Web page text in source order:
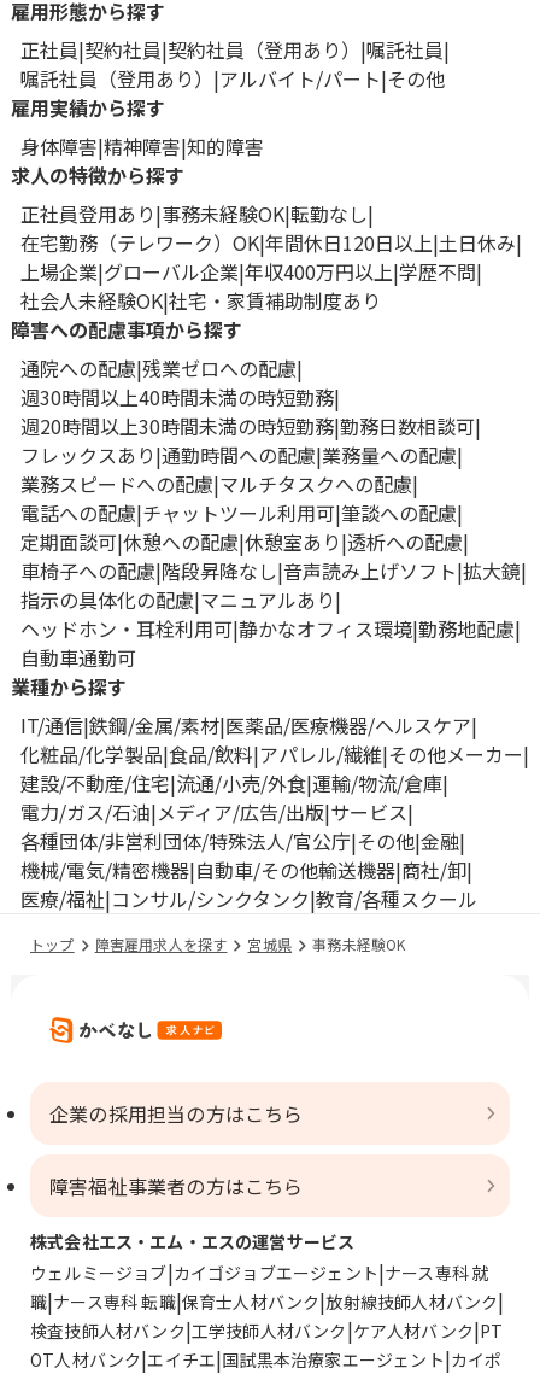
雇用形態から探す
正社員 契約社員 契約社員（登用あり）
嘱託社員
嘱託社員（登用あり）
アルバイト/パート その他
雇用実績から探す
身体障害 精神障害 知的障害
求人の特徴から探す
正社員登用あり 事務未経験OK 転勤なし
在宅勤務（テレワーク）OK 年間休日120日以上 土日休み
上場企業 グローバル企業 年収400万円以上 学歴不問
社会人未経験OK 社宅・家賃補助制度あり
障害への配慮事項から探す
通院への配慮 残業ゼロへの配慮
週30時間以上40時間未満の時短勤務
週20時間以上30時間未満の時短勤務 勤務日数相談可
フレックスあり 通勤時間への配慮 業務量への配慮
業務スピードへの配慮 マルチタスクへの配慮
電話への配慮 チャットツール利用可 筆談への配慮
定期面談可 休憩への配慮 休憩室あり 透析への配慮
車椅子への配慮 階段昇降なし 音声読み上げソフト 拡大鏡
指示の具体化の配慮 マニュアルあり
ヘッドホン・耳栓利用可 静かなオフィス環境 勤務地配慮
自動車通勤可
業種から探す
IT/通信 鉄鋼/金属/素材 医薬品/医療機器/ヘルスケア
化粧品/化学製品 食品/飲料 アパレル/繊維 その他メーカー
建設/不動産/住宅 流通/小売/外食 運輸/物流/倉庫
電力/ガス/石油 メディア/広告/出版 サービス
各種団体/非営利団体/特殊法人/官公庁 その他 金融
機械/電気/精密機器 自動車/その他輸送機器 商社/卸
医療/福祉 コンサル/シンクタンク 教育/各種スクール
トップ 障害雇用求人を探す 宮城県 事務未経験OK
企業の採用担当の方はこちら
障害福祉事業者の方はこちら
株式会社エス・エム・エスの運営サービス
ウェルミージョブ カイゴジョブエージェント ナース専科 就
職 ナース専科 転職 保育士人材バンク 放射線技師人材バンク
検査技師人材バンク 工学技師人材バンク ケア人材バンク PT
OT人材バンク エイチエ 国試黒本治療家エージェント カイポ